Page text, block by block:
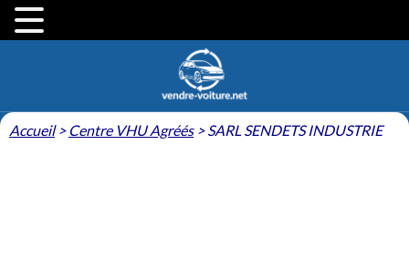
Accueil> Centre VHU Agréés>SARL SENDETS INDUSTRIE